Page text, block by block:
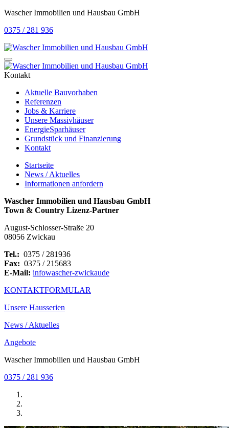
Wascher Immobilien und Hausbau GmbH
0375 / 281 936
Kontakt
Aktuelle Bauvorhaben
Referenzen
Jobs & Karriere
Unsere Massivhäuser
EnergieSparhäuser
Grundstück und Finanzierung
Kontakt
Startseite
News / Aktuelles
Informationen anfordern
Wascher Immobilien und Hausbau GmbH
Town & Country Lizenz-Partner
August-Schlosser-Straße 20
08056 Zwickau
Tel.: 0375 / 281936
Fax: 0375 / 215683
E-Mail: infowascher-zwickaude
KONTAKTFORMULAR
Unsere Hausserien
News / Aktuelles
Angebote
Wascher Immobilien und Hausbau GmbH
0375 / 281 936